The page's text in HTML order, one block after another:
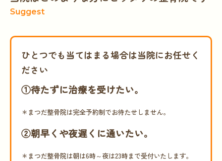
Suggest
ひとつでも当てはまる場合は当院にお任せく
ださい
①待たずに治療を受けたい。
＊まつだ整骨院は完全予約制でお待たせしません。
②朝早くや夜遅くに通いたい。
＊まつだ整骨院は朝は6時～夜は23時まで受付いたします。